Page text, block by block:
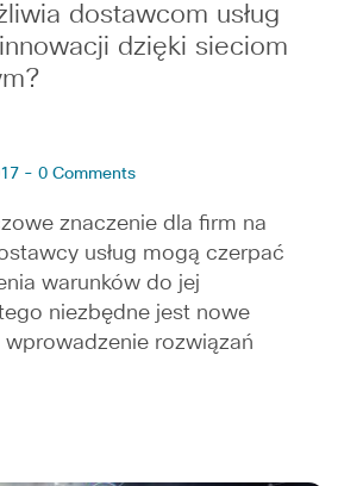
dostawcom usług
dzięki sieciom
- 0 Comments
znaczenie dla firm na
usług mogą czerpać
warunków do jej
niezbędne jest nowe
rozwiązań